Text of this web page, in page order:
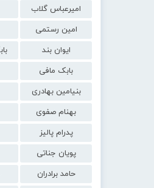
امیرعباس گلاب
امین رستمی
ایوان بند
بابک مافی
بنیامین بهادری
بهنام صفوی
پدرام پالیز
پویان جناتی
حامد برادران